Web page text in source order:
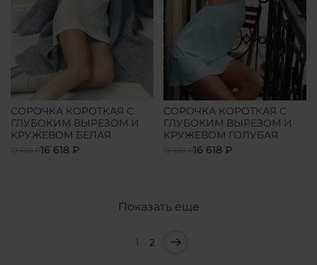
СОРОЧКА КОРОТКАЯ С
ГЛУБОКИМ ВЫРЕЗОМ И
КРУЖЕВОМ БЕЛАЯ
19 550 ₽16 618 ₽
СОРОЧКА КОРОТКАЯ С
ГЛУБОКИМ ВЫРЕЗОМ И
КРУЖЕВОМ ГОЛУБАЯ
19 550 ₽16 618 ₽
Показать еще
1 2